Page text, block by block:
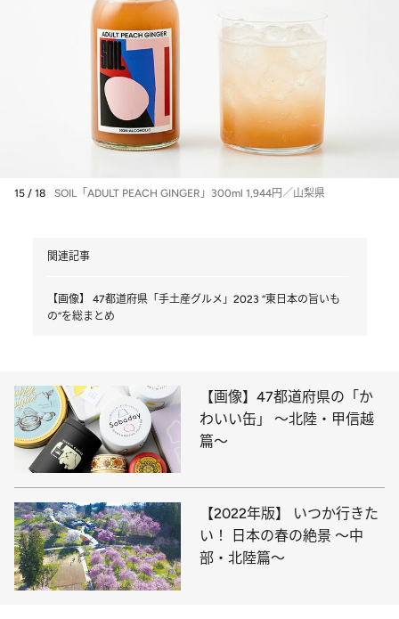
15 / 18 SOIL「ADULT PEACH GINGER」300ml 1,944円／山梨県
関連記事
【画像】 47都道府県「手土産グルメ」2023 “東日本の旨いも
の”を総まとめ
【画像】47都道府県の「か
わいい缶」 ～北陸・甲信越
篇～
【2022年版】 いつか行きた
い！ 日本の春の絶景 ～中
部・北陸篇～